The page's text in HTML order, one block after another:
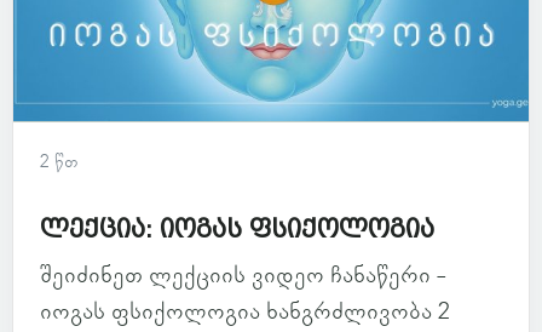
2 წთ
ლექცია: იოგას ფსიქოლოგია
შეიძინეთ ლექციის ვიდეო ჩანაწერი -
იოგას ფსიქოლოგია ხანგრძლივობა 2